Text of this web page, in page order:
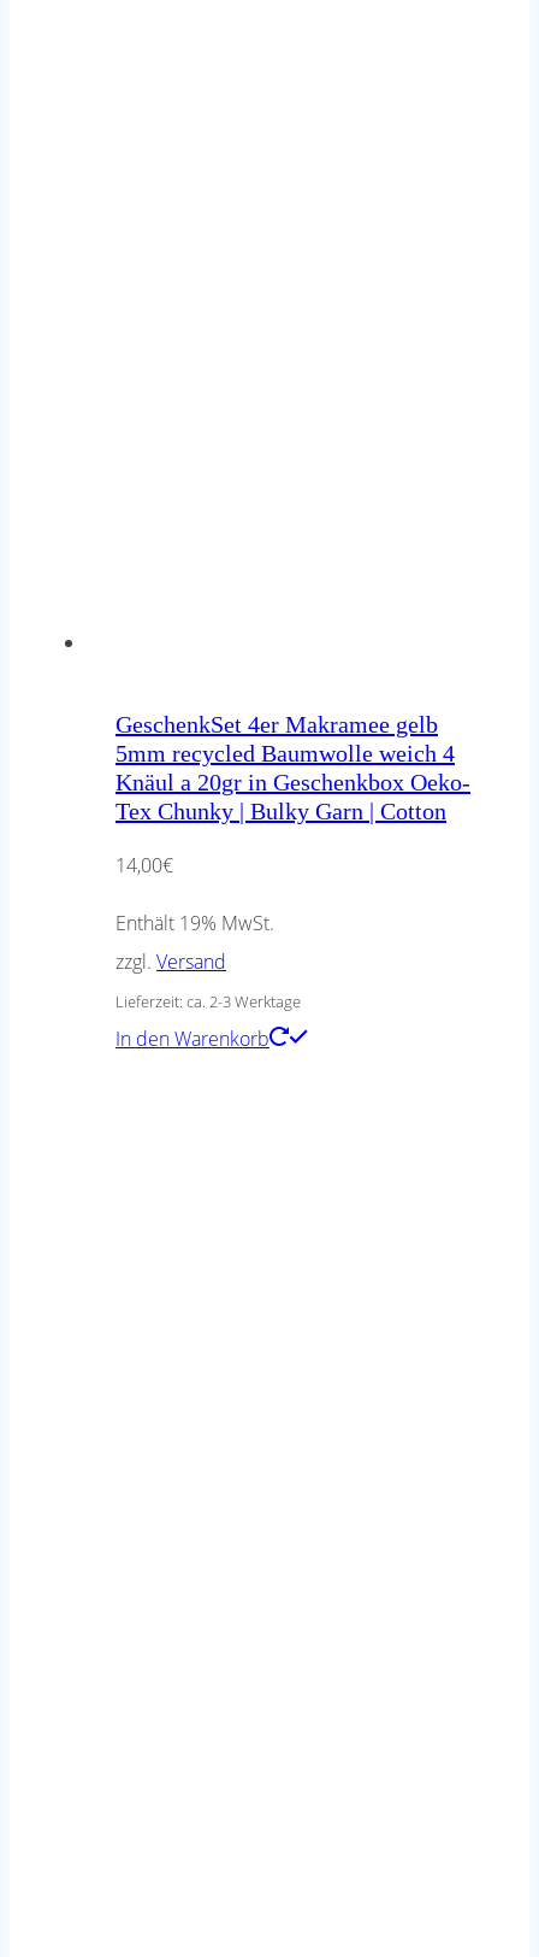
GeschenkSet 4er Makramee gelb
5mm recycled Baumwolle weich 4
Knäul a 20gr in Geschenkbox Oeko-
Tex Chunky | Bulky Garn | Cotton
14,00€
Enthält 19% MwSt.
zzgl. Versand
Lieferzeit: ca. 2-3 Werktage
In den Warenkorb